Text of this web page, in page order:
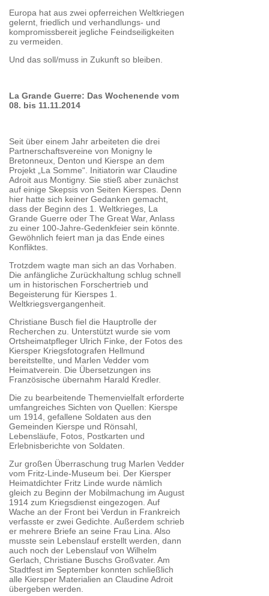
Europa hat aus zwei opferreichen Weltkriegen
gelernt, friedlich und verhandlungs- und
kompromissbereit jegliche Feindseiligkeiten
zu vermeiden.
Und das soll/muss in Zukunft so bleiben.
La Grande Guerre: Das Wochenende vom
08. bis 11.11.2014
Seit über einem Jahr arbeiteten die drei
Partnerschaftsvereine von Monigny le
Bretonneux, Denton und Kierspe an dem
Projekt „La Somme“. Initiatorin war Claudine
Adroit aus Montigny. Sie stieß aber zunächst
auf einige Skepsis von Seiten Kierspes. Denn
hier hatte sich keiner Gedanken gemacht,
dass der Beginn des 1. Weltkrieges, La
Grande Guerre oder The Great War, Anlass
zu einer 100-Jahre-Gedenkfeier sein könnte.
Gewöhnlich feiert man ja das Ende eines
Konfliktes.
Trotzdem wagte man sich an das Vorhaben.
Die anfängliche Zurückhaltung schlug schnell
um in historischen Forschertrieb und
Begeisterung für Kierspes 1.
Weltkriegsvergangenheit.
Christiane Busch fiel die Hauptrolle der
Recherchen zu. Unterstützt wurde sie vom
Ortsheimatpfleger Ulrich Finke, der Fotos des
Kiersper Kriegsfotografen Hellmund
bereitstellte, und Marlen Vedder vom
Heimatverein. Die Übersetzungen ins
Französische übernahm Harald Kredler.
Die zu bearbeitende Themenvielfalt erforderte
umfangreiches Sichten von Quellen: Kierspe
um 1914, gefallene Soldaten aus den
Gemeinden Kierspe und Rönsahl,
Lebensläufe, Fotos, Postkarten und
Erlebnisberichte von Soldaten.
Zur großen Überraschung trug Marlen Vedder
vom Fritz-Linde-Museum bei. Der Kiersper
Heimatdichter Fritz Linde wurde nämlich
gleich zu Beginn der Mobilmachung im August
1914 zum Kriegsdienst eingezogen. Auf
Wache an der Front bei Verdun in Frankreich
verfasste er zwei Gedichte. Außerdem schrieb
er mehrere Briefe an seine Frau Lina. Also
musste sein Lebenslauf erstellt werden, dann
auch noch der Lebenslauf von Wilhelm
Gerlach, Christiane Buschs Großvater. Am
Stadtfest im September konnten schließlich
alle Kiersper Materialien an Claudine Adroit
übergeben werden.